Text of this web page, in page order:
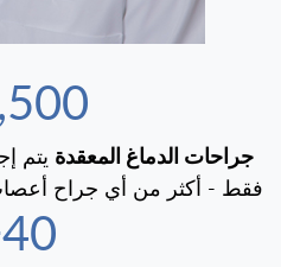
جراحات الدماغ المعقدة يتم
فقط - أكثر من أي جراح
40+